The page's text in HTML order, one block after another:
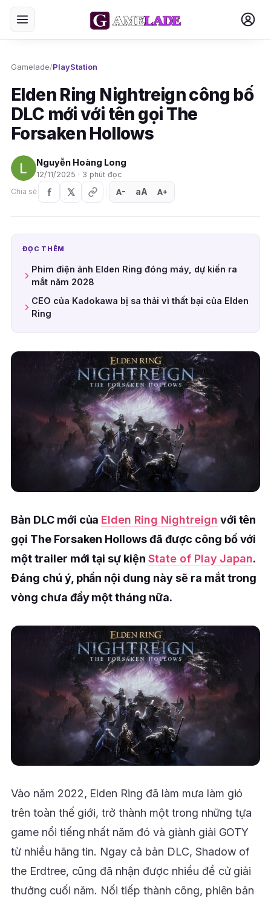
Gamelade/PlayStation
Elden Ring Nightreign công bố
DLC mới với tên gọi The
Forsaken Hollows
Nguyễn Hoàng Long
12/11/2025 · 3 phút đọc
Chia sẻ
A− aA A+
ĐỌC THÊM
Phim điện ảnh Elden Ring đóng máy, dự kiến ra
mắt năm 2028
CEO của Kadokawa bị sa thải vì thất bại của Elden
Ring
Bản DLC mới của Elden Ring Nightreign với tên
gọi The Forsaken Hollows đã được công bố với
một trailer mới tại sự kiện State of Play Japan.
Đáng chú ý, phần nội dung này sẽ ra mắt trong
vòng chưa đầy một tháng nữa.
Vào năm 2022, Elden Ring đã làm mưa làm gió
trên toàn thế giới, trở thành một trong những tựa
game nổi tiếng nhất năm đó và giành giải GOTY
từ nhiều hãng tin. Ngay cả bản DLC, Shadow of
the Erdtree, cũng đã nhận được nhiều đề cử giải
thưởng cuối năm. Nối tiếp thành công, phiên bản